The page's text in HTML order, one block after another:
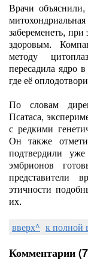
Врачи
забеременеть,
здоровым.
методу
пересадила ядро
где её
По словам
Псатаса,
с редкими
Он также
подтвердили
эмбрионов
представители
этичности
их.
вверх^ к полной
Комментарии